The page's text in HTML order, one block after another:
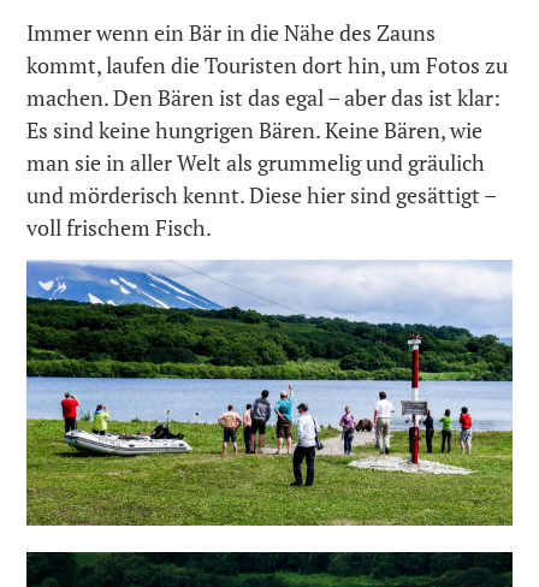
Immer wenn ein Bär in die Nähe des Zauns
kommt, laufen die Touristen dort hin, um Fotos zu
machen. Den Bären ist das egal – aber das ist klar:
Es sind keine hungrigen Bären. Keine Bären, wie
man sie in aller Welt als grummelig und gräulich
und mörderisch kennt. Diese hier sind gesättigt –
voll frischem Fisch.